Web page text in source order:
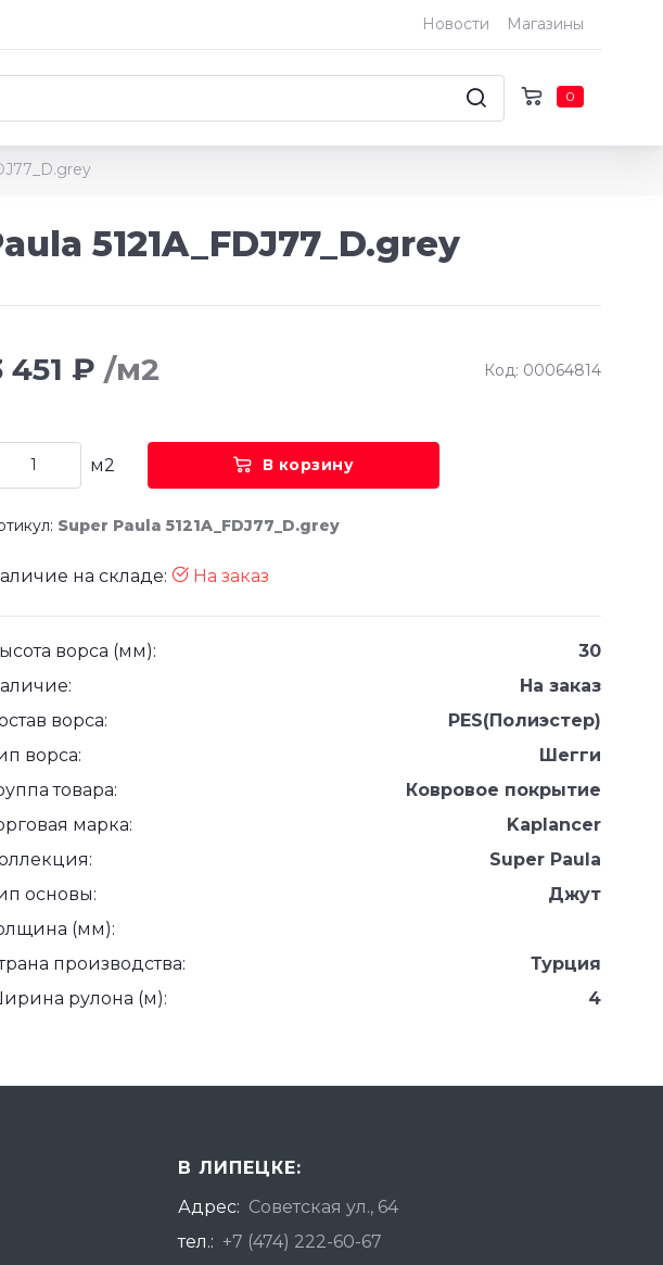
Новости Магазины
0
5121A_FDJ77_D.grey
451 ₽ /м2 Код: 00064814
м2 В корзину
Super Paula 5121A_FDJ77_D.grey
на складе: На заказ
ворса (мм):
30
На заказ
ворса:
PES(Полиэстер)
ворса:
Шегги
товара:
Ковровое покрытие
марка:
Kaplancer
Super Paula
основы:
Джут
(мм):
производства:
Турция
рулона (м):
4
В ЛИПЕЦКЕ:
Адрес: Советская ул., 64
тел.: +7 (474) 222-60-67